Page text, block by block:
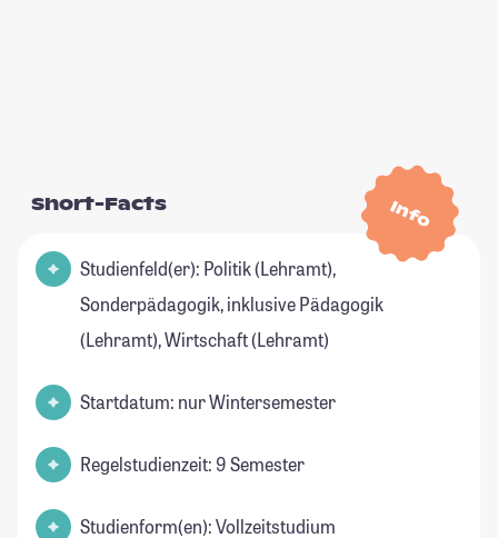
Info
Short-Facts
Studienfeld(er): Politik (Lehramt),
Sonderpädagogik, inklusive Pädagogik
(Lehramt), Wirtschaft (Lehramt)
Startdatum: nur Wintersemester
Regelstudienzeit: 9 Semester
Studienform(en): Vollzeitstudium